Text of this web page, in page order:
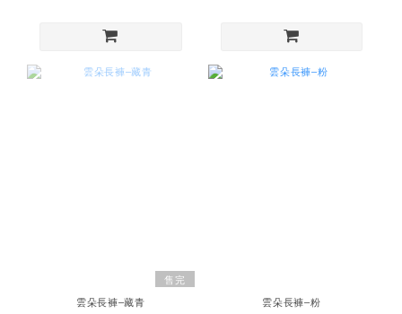
售完
雲朵長褲–藏青 雲朵長褲–粉